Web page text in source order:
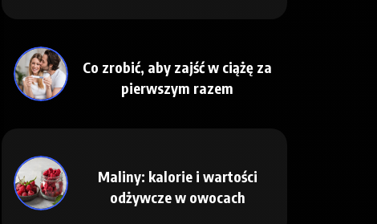
Co zrobić, aby zajść w ciążę za
pierwszym razem
Maliny: kalorie i wartości
odżywcze w owocach